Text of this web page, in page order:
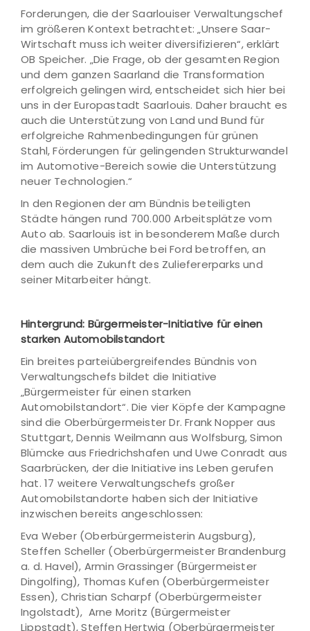
Forderungen, die der Saarlouiser Verwaltungschef
im größeren Kontext betrachtet: „Unsere Saar-
Wirtschaft muss ich weiter diversifizieren“, erklärt
OB Speicher. „Die Frage, ob der gesamten Region
und dem ganzen Saarland die Transformation
erfolgreich gelingen wird, entscheidet sich hier bei
uns in der Europastadt Saarlouis. Daher braucht es
auch die Unterstützung von Land und Bund für
erfolgreiche Rahmenbedingungen für grünen
Stahl, Förderungen für gelingenden Strukturwandel
im Automotive-Bereich sowie die Unterstützung
neuer Technologien.“
In den Regionen der am Bündnis beteiligten
Städte hängen rund 700.000 Arbeitsplätze vom
Auto ab. Saarlouis ist in besonderem Maße durch
die massiven Umbrüche bei Ford betroffen, an
dem auch die Zukunft des Zuliefererparks und
seiner Mitarbeiter hängt.
Hintergrund: Bürgermeister-Initiative für einen
starken Automobilstandort
Ein breites parteiübergreifendes Bündnis von
Verwaltungschefs bildet die Initiative
„Bürgermeister für einen starken
Automobilstandort“. Die vier Köpfe der Kampagne
sind die Oberbürgermeister Dr. Frank Nopper aus
Stuttgart, Dennis Weilmann aus Wolfsburg, Simon
Blümcke aus Friedrichshafen und Uwe Conradt aus
Saarbrücken, der die Initiative ins Leben gerufen
hat. 17 weitere Verwaltungschefs großer
Automobilstandorte haben sich der Initiative
inzwischen bereits angeschlossen:
Eva Weber (Oberbürgermeisterin Augsburg),
Steffen Scheller (Oberbürgermeister Brandenburg
a. d. Havel), Armin Grassinger (Bürgermeister
Dingolfing), Thomas Kufen (Oberbürgermeister
Essen), Christian Scharpf (Oberbürgermeister
Ingolstadt), Arne Moritz (Bürgermeister
Lippstadt), Steffen Hertwig (Oberbürgermeister